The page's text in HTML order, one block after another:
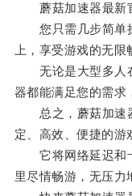
蘑菇加速器最新官
您只需几步简单操
上，享受游戏的无限
无论是大型多人在
器都能满足您的需求
总之，蘑菇加速器
定、高效、便捷的游
它将网络延迟和卡
里尽情畅游，无压力